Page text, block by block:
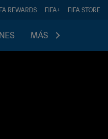
REWARDS FIFA+ FIFA STORE
MÁS